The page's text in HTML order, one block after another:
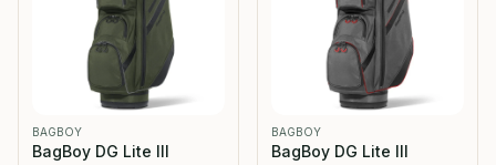
BAGBOY
BagBoy DG Lite III
BAGBOY
BagBoy DG Lite III